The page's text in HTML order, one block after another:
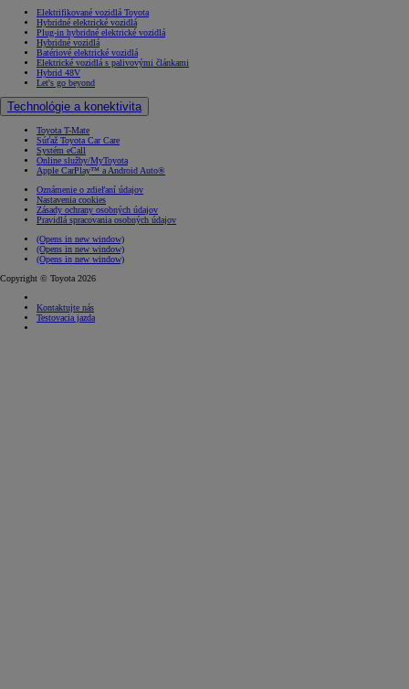
Elektrifikované vozidlá Toyota
Hybridné elektrické vozidlá
Plug-in hybridné elektrické vozidlá
Hybridné vozidlá
Batériové elektrické vozidlá
Elektrické vozidlá s palivovými článkami
Hybrid 48V
Let's go beyond
Technológie a konektivita
Toyota T-Mate
Súťaž Toyota Car Care
Systém eCall
Online služby/MyToyota
Apple CarPlay™ a Android Auto®
Oznámenie o zdieľaní údajov
Nastavenia cookies
Zásady ochrany osobných údajov
Pravidlá spracovania osobných údajov
(Opens in new window)
(Opens in new window)
(Opens in new window)
Copyright © Toyota 2026
Kontaktujte nás
Testovacia jazda